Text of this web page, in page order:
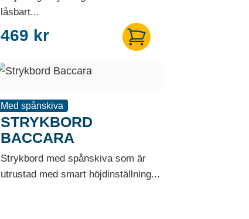
låsbart...
469 kr
Med spånskiva
STRYKBORD
BACCARA
Strykbord med spånskiva som är
utrustad med smart höjdinställning...